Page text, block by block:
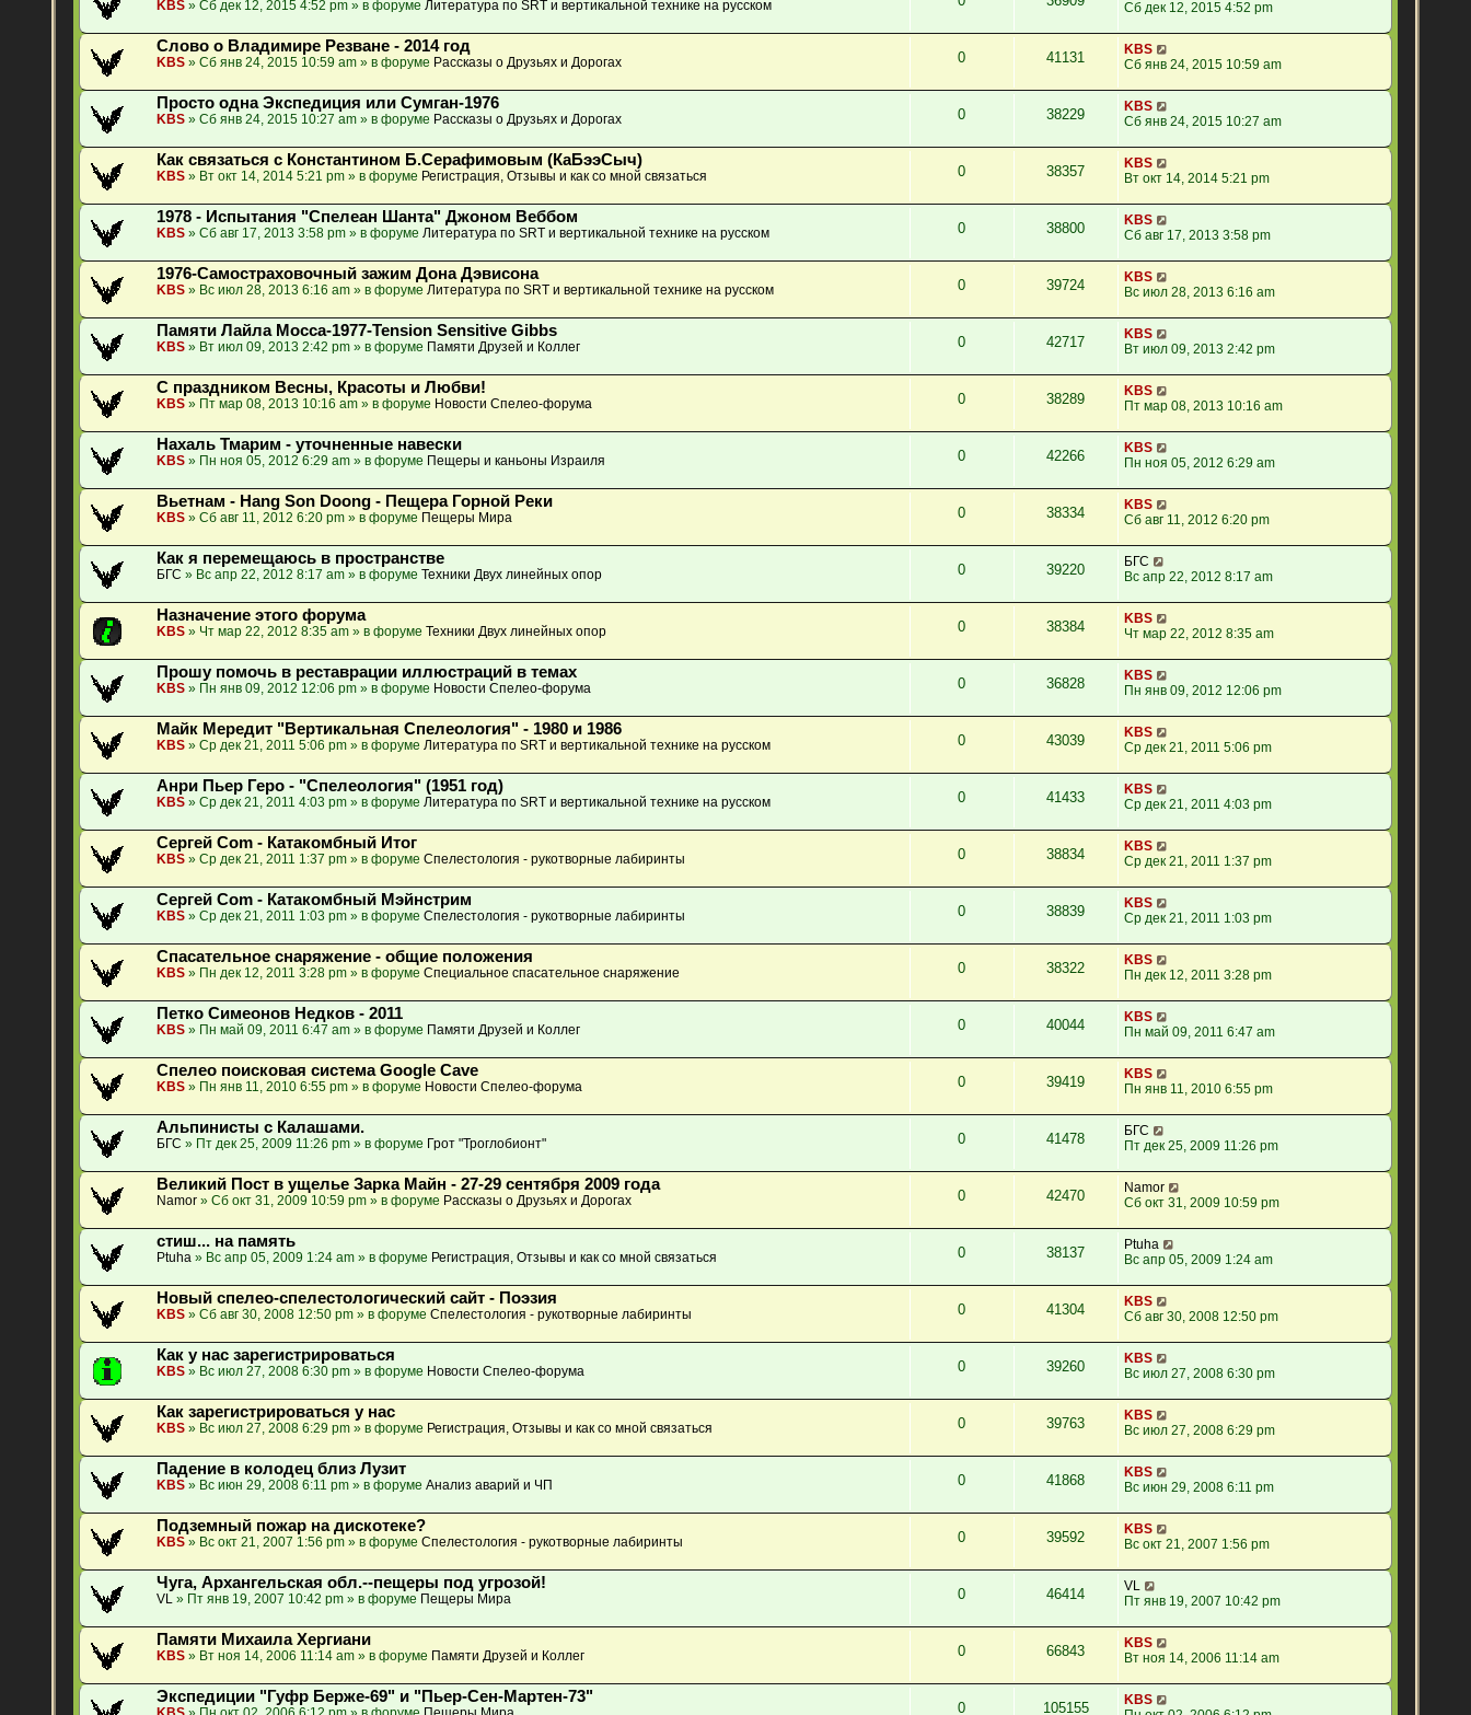
KBS » Сб дек 12, 2015 4:52 pm » в форуме Литература по SRT и вертикальной технике на русском
Сб дек 12, 2015 4:52 pm
Слово о Владимире Резване - 2014 год
KBS » Сб янв 24, 2015 10:59 am » в форуме Рассказы о Друзьях и Дорогах 0 41131
KBS
Сб янв 24, 2015 10:59 am
Просто одна Экспедиция или Сумган-1976
KBS » Сб янв 24, 2015 10:27 am » в форуме Рассказы о Друзьях и Дорогах 0 38229
KBS
Сб янв 24, 2015 10:27 am
Как связаться с Константином Б.Серафимовым (КаБээСыч)
KBS » Вт окт 14, 2014 5:21 pm » в форуме Регистрация, Отзывы и как со мной связаться 0 38357
KBS
Вт окт 14, 2014 5:21 pm
1978 - Испытания "Спелеан Шанта" Джоном Веббом
KBS » Сб авг 17, 2013 3:58 pm » в форуме Литература по SRT и вертикальной технике на русском 0 38800
KBS
Сб авг 17, 2013 3:58 pm
1976-Самостраховочный зажим Дона Дэвисона
KBS » Вс июл 28, 2013 6:16 am » в форуме Литература по SRT и вертикальной технике на русском 0 39724
KBS
Вс июл 28, 2013 6:16 am
Памяти Лайла Мосса-1977-Tension Sensitive Gibbs
KBS » Вт июл 09, 2013 2:42 pm » в форуме Памяти Друзей и Коллег 0 42717
KBS
Вт июл 09, 2013 2:42 pm
С праздником Весны, Красоты и Любви!
KBS » Пт мар 08, 2013 10:16 am » в форуме Новости Спелео-форума 0 38289
KBS
Пт мар 08, 2013 10:16 am
Нахаль Тмарим - уточненные навески
KBS » Пн ноя 05, 2012 6:29 am » в форуме Пещеры и каньоны Израиля 0 42266
KBS
Пн ноя 05, 2012 6:29 am
Вьетнам - Hang Son Doong - Пещера Горной Реки
KBS » Сб авг 11, 2012 6:20 pm » в форуме Пещеры Мира 0 38334
KBS
Сб авг 11, 2012 6:20 pm
Как я перемещаюсь в пространстве
БГС » Вс апр 22, 2012 8:17 am » в форумеТехники Двух линейных опор 0 39220
БГС
Вс апр 22, 2012 8:17 am
Назначение этого форума
KBS » Чт мар 22, 2012 8:35 am » в форумеТехники Двух линейных опор 0 38384
KBS
Чт мар 22, 2012 8:35 am
Прошу помочь в реставрации иллюстраций в темах
KBS » Пн янв 09, 2012 12:06 pm » в форуме Новости Спелео-форума 0 36828
KBS
Пн янв 09, 2012 12:06 pm
Майк Мередит "Вертикальная Спелеология" - 1980 и 1986
KBS » Ср дек 21, 2011 5:06 pm » в форуме Литература по SRT и вертикальной технике на русском 0 43039
KBS
Ср дек 21, 2011 5:06 pm
Анри Пьер Геро - "Спелеология" (1951 год)
KBS » Ср дек 21, 2011 4:03 pm » в форуме Литература по SRT и вертикальной технике на русском 0 41433
KBS
Ср дек 21, 2011 4:03 pm
Сергей Com - Катакомбный Итог
KBS » Ср дек 21, 2011 1:37 pm » в форумеСпелестология - рукотворные лабиринты 0 38834
KBS
Ср дек 21, 2011 1:37 pm
Сергей Com - Катакомбный Мэйнстрим
KBS » Ср дек 21, 2011 1:03 pm » в форумеСпелестология - рукотворные лабиринты 0 38839
KBS
Ср дек 21, 2011 1:03 pm
Спасательное снаряжение - общие положения
KBS » Пн дек 12, 2011 3:28 pm » в форумеСпециальное спасательное снаряжение 0 38322
KBS
Пн дек 12, 2011 3:28 pm
Петко Симеонов Недков - 2011
KBS » Пн май 09, 2011 6:47 am » в форуме Памяти Друзей и Коллег 0 40044
KBS
Пн май 09, 2011 6:47 am
Спелео поисковая система Google Cave
KBS » Пн янв 11, 2010 6:55 pm » в форуме Новости Спелео-форума 0 39419
KBS
Пн янв 11, 2010 6:55 pm
Альпинисты с Калашами.
БГС » Пт дек 25, 2009 11:26 pm » в форуме Грот "Троглобионт" 0 41478
БГС
Пт дек 25, 2009 11:26 pm
Великий Пост в ущелье Зарка Майн - 27-29 сентября 2009 года
Namor » Сб окт 31, 2009 10:59 pm » в форуме Рассказы о Друзьях и Дорогах 0 42470
Namor
Сб окт 31, 2009 10:59 pm
стиш... на память
Ptuha » Вс апр 05, 2009 1:24 am » в форуме Регистрация, Отзывы и как со мной связаться 0 38137
Ptuha
Вс апр 05, 2009 1:24 am
Новый спелео-спелестологический сайт - Поэзия
KBS » Сб авг 30, 2008 12:50 pm » в форумеСпелестология - рукотворные лабиринты 0 41304
KBS
Сб авг 30, 2008 12:50 pm
Как у нас зарегистрироваться
KBS » Вс июл 27, 2008 6:30 pm » в форуме Новости Спелео-форума 0 39260
KBS
Вс июл 27, 2008 6:30 pm
Как зарегистрироваться у нас
KBS » Вс июл 27, 2008 6:29 pm » в форуме Регистрация, Отзывы и как со мной связаться 0 39763
KBS
Вс июл 27, 2008 6:29 pm
Падение в колодец близ Лузит
KBS » Вс июн 29, 2008 6:11 pm » в форумеАнализ аварий и ЧП 0 41868
KBS
Вс июн 29, 2008 6:11 pm
Подземный пожар на дискотеке?
KBS » Вс окт 21, 2007 1:56 pm » в форумеСпелестология - рукотворные лабиринты 0 39592
KBS
Вс окт 21, 2007 1:56 pm
Чуга, Архангельская обл.--пещеры под угрозой!
VL » Пт янв 19, 2007 10:42 pm » в форуме Пещеры Мира 0 46414
VL
Пт янв 19, 2007 10:42 pm
Памяти Михаила Хергиани
KBS » Вт ноя 14, 2006 11:14 am » в форуме Памяти Друзей и Коллег 0 66843
KBS
Вт ноя 14, 2006 11:14 am
Экспедиции "Гуфр Берже-69" и "Пьер-Сен-Мартен-73"
0 105155
KBS